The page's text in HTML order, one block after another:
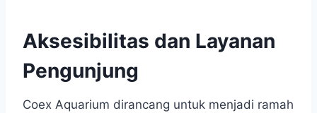
Aksesibilitas dan Layanan
Pengunjung
Coex Aquarium dirancang untuk menjadi ramah